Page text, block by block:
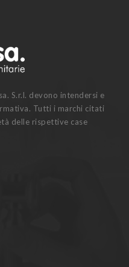
S.r.l. devono intendersi e
Tutti i marchi citati
delle rispettive case